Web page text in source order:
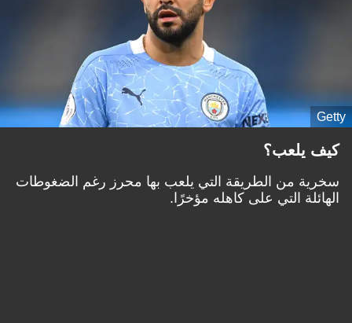
Getty
كيف يلعب؟
سخرية من الطريقة التي يلعب بها محرز رغم الضغوطات
الهائلة التي على كاهله مؤخرًا.